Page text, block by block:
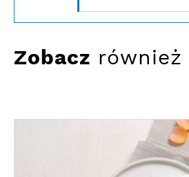
Zobacz również